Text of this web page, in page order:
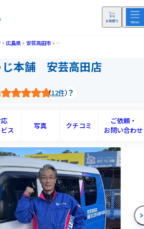
広島県 安芸高田市 おそうじ本舗 安芸高田店(アキタカ
じ本舗 安芸高田店
12件
ス
写真 クチコミ
ご依頼・
お問い合わせ